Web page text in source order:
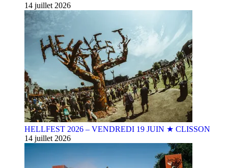
14 juillet 2026
HELLFEST 2026 – VENDREDI 19 JUIN ★ CLISSON
14 juillet 2026